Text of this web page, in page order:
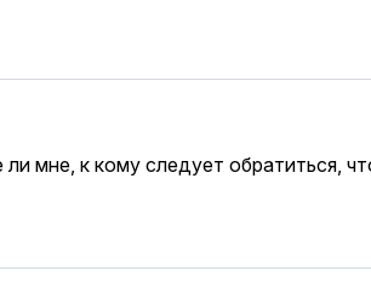
мне, к кому следует обратиться,